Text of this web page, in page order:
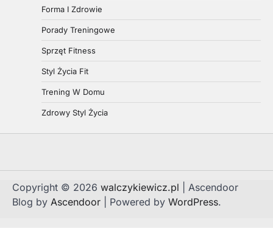
Forma I Zdrowie
Porady Treningowe
Sprzęt Fitness
Styl Życia Fit
Trening W Domu
Zdrowy Styl Życia
Copyright © 2026 walczykiewicz.pl | Ascendoor
Blog by Ascendoor | Powered by WordPress.